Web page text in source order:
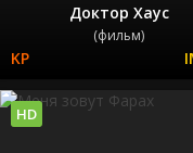
Доктор Хаус
(фильм)
HD